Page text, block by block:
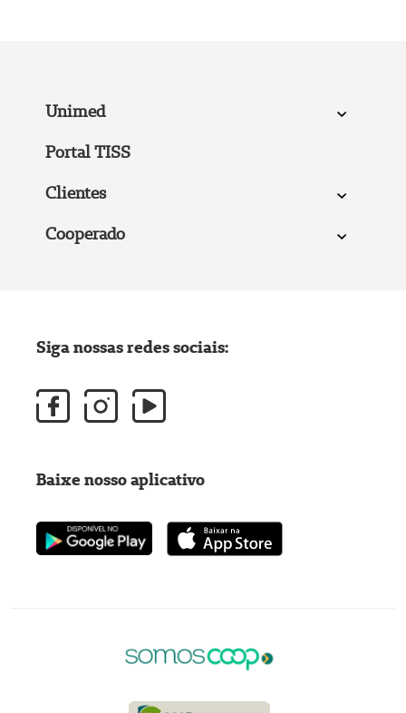
Unimed
Portal TISS
Clientes
Cooperado
Siga nossas redes sociais:
Baixe nosso aplicativo